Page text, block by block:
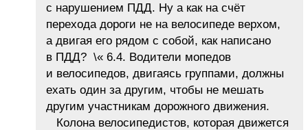
с нарушением ПДД. Ну а как на счёт
перехода дороги не на велосипеде верхом,
а двигая его рядом с собой, как написано
в ПДД? \« 6.4. Водители мопедов
и велосипедов, двигаясь группами, должны
ехать один за другим, чтобы не мешать
другим участникам дорожного движения.
Колона велосипедистов, которая движется